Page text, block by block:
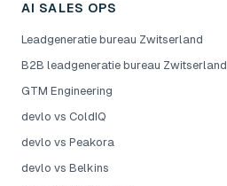
AI SALES OPS
Leadgeneratie bureau Zwitserland
B2B leadgeneratie bureau Zwitserland
GTM Engineering
devlo vs ColdIQ
devlo vs Peakora
devlo vs Belkins